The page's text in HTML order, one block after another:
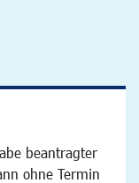
beantragter
ohne Termin